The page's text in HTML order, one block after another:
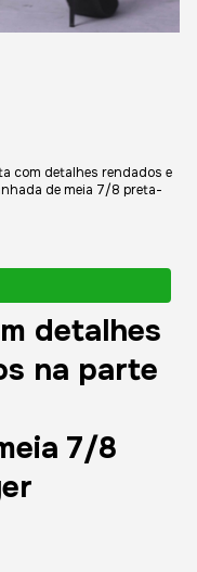
com detalhes rendados e
de meia 7/8 preta-
detalhes
na parte
7/8